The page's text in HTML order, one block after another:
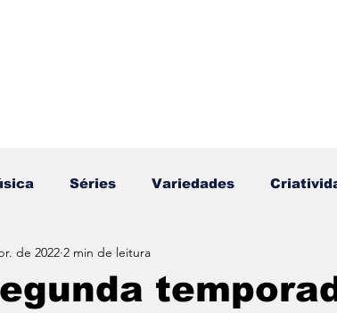
Séries Variedades
de 2022 2 min de leitura